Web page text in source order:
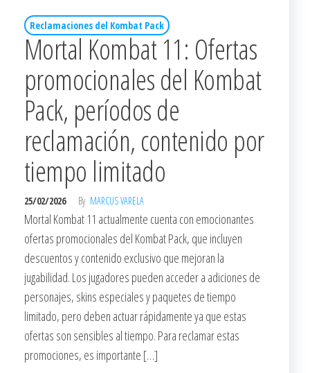
Reclamaciones del Kombat Pack
Mortal Kombat 11: Ofertas
promocionales del Kombat
Pack, períodos de
reclamación, contenido por
tiempo limitado
25/02/2026 By MARCUS VARELA
Mortal Kombat 11 actualmente cuenta con emocionantes
ofertas promocionales del Kombat Pack, que incluyen
descuentos y contenido exclusivo que mejoran la
jugabilidad. Los jugadores pueden acceder a adiciones de
personajes, skins especiales y paquetes de tiempo
limitado, pero deben actuar rápidamente ya que estas
ofertas son sensibles al tiempo. Para reclamar estas
promociones, es importante […]